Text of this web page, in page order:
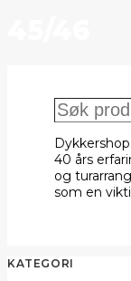
Søk
etter:
40 års
og
som en
KATEGORI